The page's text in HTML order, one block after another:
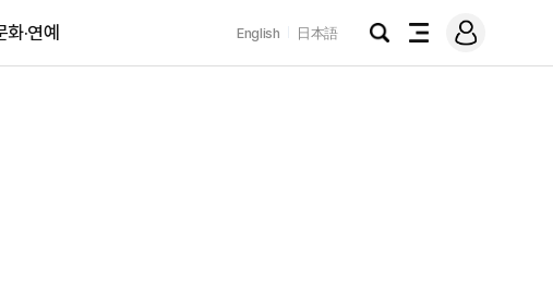
화·연예 English 日本語
검
전
메
그